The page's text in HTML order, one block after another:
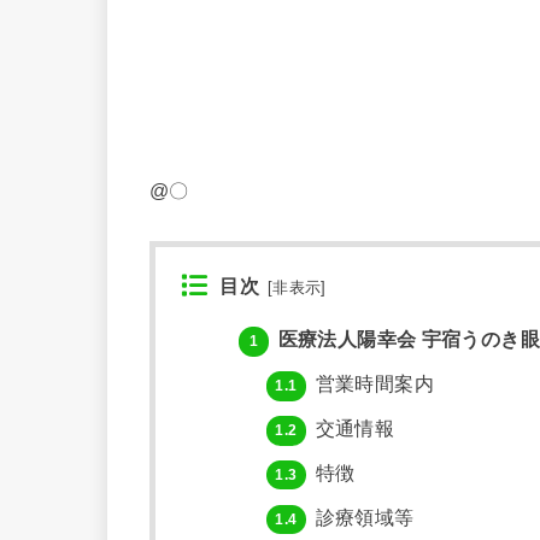
@〇
目次 [非表示]
1 医療法人陽幸会 宇宿うのき
1.1 営業時間案内
1.2 交通情報
1.3 特徴
1.4 診療領域等